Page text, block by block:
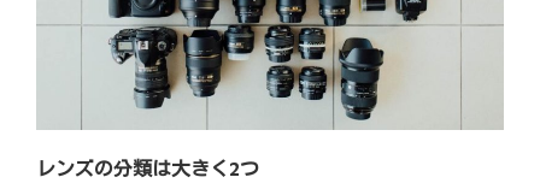
レンズの分類は大きく2つ